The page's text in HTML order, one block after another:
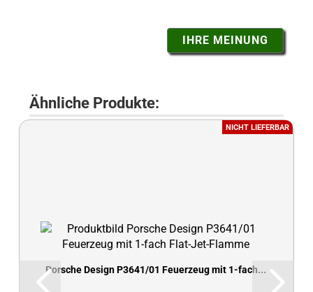
IHRE MEINUNG
Ähnliche Produkte:
NICHT LIEFERBAR
Porsche Design P3641/01 Feuerzeug mit 1-fach...